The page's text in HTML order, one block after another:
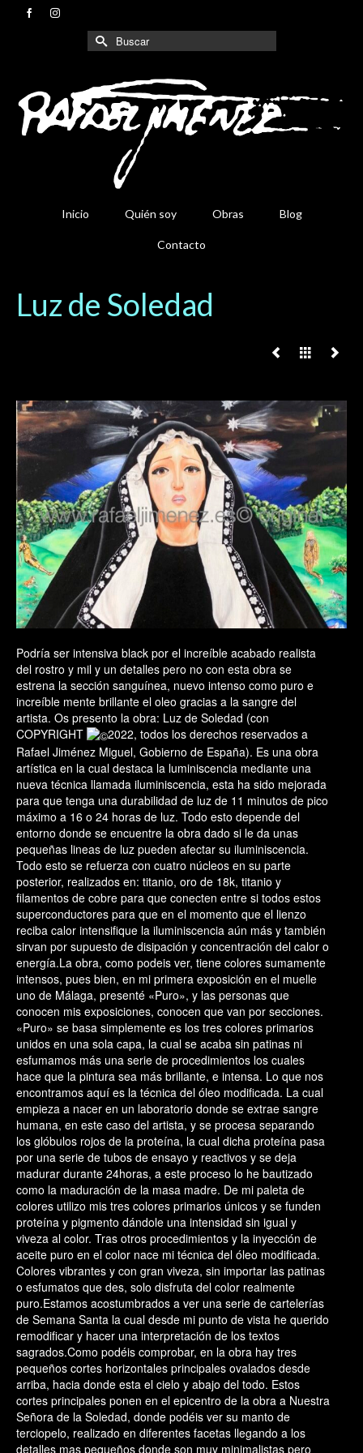
Buscar
por:
Inicio Quién soy Obras Blog
Contacto
Luz de Soledad
Podría ser intensiva black por el increíble acabado realista
del rostro y mil y un detalles pero no con esta obra se
estrena la sección sanguínea, nuevo intenso como puro e
increíble mente brillante el oleo gracias a la sangre del
artista. Os presento la obra: Luz de Soledad (con
COPYRIGHT
2022, todos los derechos reservados a
Rafael Jiménez Miguel, Gobierno de España). Es una obra
artística en la cual destaca la luminiscencia mediante una
nueva técnica llamada iluminiscencia, esta ha sido mejorada
para que tenga una durabilidad de luz de 11 minutos de pico
máximo a 16 o 24 horas de luz. Todo esto depende del
entorno donde se encuentre la obra dado si le da unas
pequeñas lineas de luz pueden afectar su iluminiscencia.
Todo esto se refuerza con cuatro núcleos en su parte
posterior, realizados en: titanio, oro de 18k, titanio y
filamentos de cobre para que conecten entre si todos estos
superconductores para que en el momento que el lienzo
reciba calor intensifique la iluminiscencia aún más y también
sirvan por supuesto de disipación y concentración del calor o
energía.La obra, como podeis ver, tiene colores sumamente
intensos, pues bien, en mi primera exposición en el muelle
uno de Málaga, presenté «Puro», y las personas que
conocen mis exposiciones, conocen que van por secciones.
«Puro» se basa simplemente es los tres colores primarios
unidos en una sola capa, la cual se acaba sin patinas ni
esfumamos más una serie de procedimientos los cuales
hace que la pintura sea más brillante, e intensa. Lo que nos
encontramos aquí es la técnica del óleo modificada. La cual
empieza a nacer en un laboratorio donde se extrae sangre
humana, en este caso del artista, y se procesa separando
los glóbulos rojos de la proteína, la cual dicha proteína pasa
por una serie de tubos de ensayo y reactivos y se deja
madurar durante 24horas, a este proceso lo he bautizado
como la maduración de la masa madre. De mi paleta de
colores utilizo mis tres colores primarios únicos y se funden
proteína y pigmento dándole una intensidad sin igual y
viveza al color. Tras otros procedimientos y la inyección de
aceite puro en el color nace mi técnica del óleo modificada.
Colores vibrantes y con gran viveza, sin importar las patinas
o esfumatos que des, solo disfruta del color realmente
puro.Estamos acostumbrados a ver una serie de cartelerías
de Semana Santa la cual desde mi punto de vista he querido
remodificar y hacer una interpretación de los textos
sagrados.Como podéis comprobar, en la obra hay tres
pequeños cortes horizontales principales ovalados desde
arriba, hacia donde esta el cielo y abajo del todo. Estos
cortes principales ponen en el epicentro de la obra a Nuestra
Señora de la Soledad, donde podéis ver su manto de
terciopelo, realizado en diferentes facetas llegando a los
detalles mas pequeños donde son muy minimalistas pero